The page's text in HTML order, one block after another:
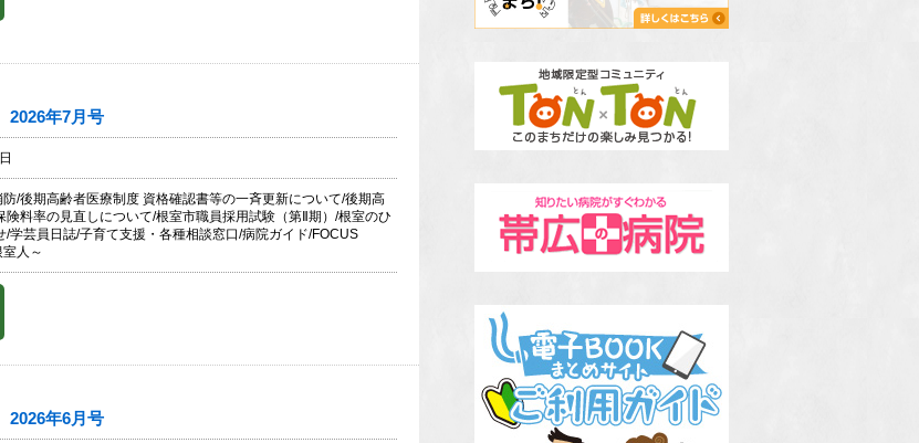
年7月号
/後期高齢者医療制度 資格確認書等の一斉更新について/後期高
険料率の見直しについて/根室市職員採用試験（第Ⅱ期）/根室のひ
/学芸員日誌/子育て支援・各種相談窓口/病院ガイド/FOCUS
人～
年6月号